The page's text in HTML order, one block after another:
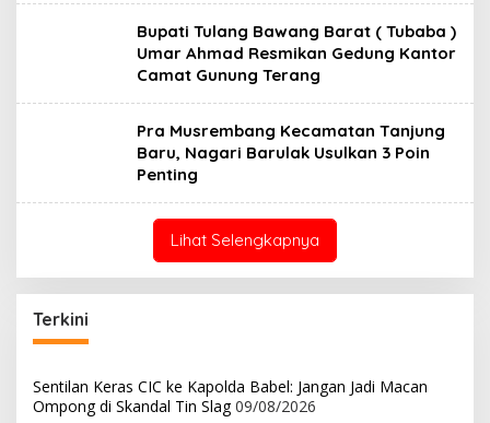
Bupati Tulang Bawang Barat ( Tubaba )
Umar Ahmad Resmikan Gedung Kantor
Camat Gunung Terang
Pra Musrembang Kecamatan Tanjung
Baru, Nagari Barulak Usulkan 3 Poin
Penting
Lihat Selengkapnya
Terkini
Sentilan Keras CIC ke Kapolda Babel: Jangan Jadi Macan
Ompong di Skandal Tin Slag 09/08/2026